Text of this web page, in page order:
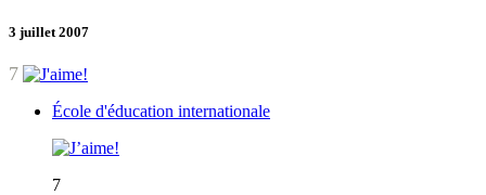
3 juillet 2007
7
École d'éducation internationale
7